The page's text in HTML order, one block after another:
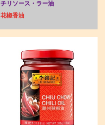
チリソース・ラー油
花椒香油